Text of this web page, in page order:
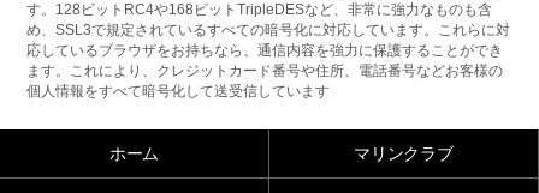
す。128ビットRC4や168ビットTripleDESなど、非常に強力なものも含
め、SSL3で規定されているすべての暗号化に対応しています。これらに対
応しているブラウザをお持ちなら、通信内容を強力に保護することができ
ます。これにより、クレジットカード番号や住所、電話番号などお客様の
個人情報をすべて暗号化して送受信しています
ホーム マリンクラブ